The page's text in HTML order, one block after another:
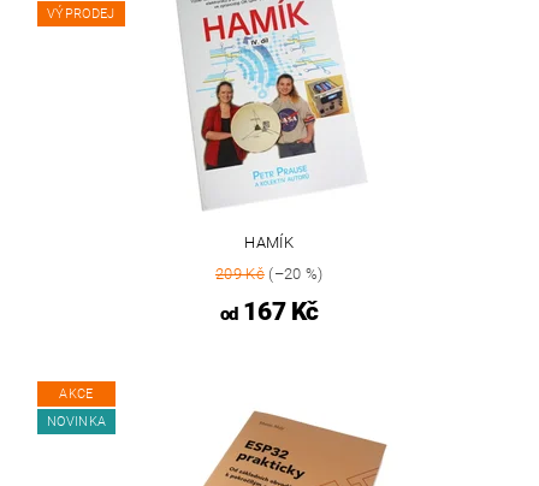
VÝPRODEJ
HAMÍK
209 Kč(–20 %)
od167 Kč
AKCE
NOVINKA